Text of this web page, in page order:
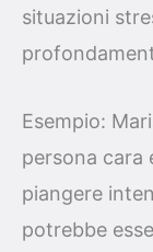
situazioni
Esempio:
persona cara
piangere
potrebbe